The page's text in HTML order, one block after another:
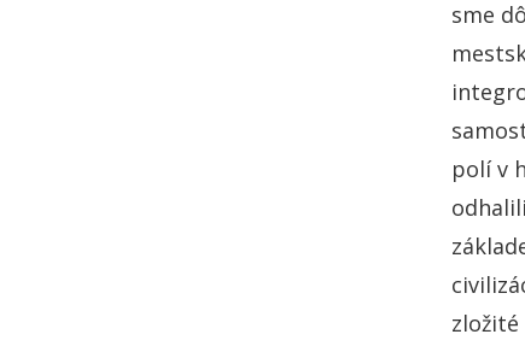
sme
polí v
zložité